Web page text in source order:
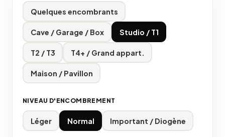
Quelques encombrants
Cave / Garage / Box Studio / T1
T2 / T3 T4+ / Grand appart.
Maison / Pavillon
NIVEAU D'ENCOMBREMENT
Léger Normal Important / Diogène